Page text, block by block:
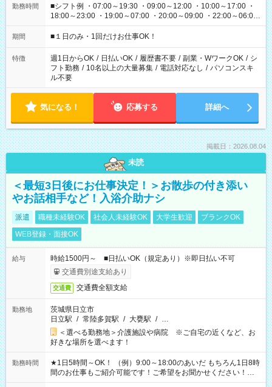
勤務時間
■シフト例 ・07:00～19:30 ・09:00～12:00 ・10:00～17:00 ・
18:00～23:00 ・19:00～07:00 ・20:00～09:00 ・22:00～06:00
etc ★最短で3時間で5,120円のお仕事から 15時間で2万円近く稼
げるお仕事も！ ご希望のお時間に合わせてご紹介！ ※シフトは
ください！
期間 ■１日のみ・1回だけお仕事OK！
特徴 週1日からOK / 日払いOK / 履歴書不要 / 副業・WワークOK / シ
フト勤務 / 10名以上の大量募集 / 電話対応なし / パソコンスキ
ル不要
気になる！ 応募する 詳細へ
掲載日：2026.08.04
未読
＜最短3日後にお仕事決定！＞お散歩の付き添い
やお話相手など！入浴介助ナシ
派遣 職種未経験OK 社会人未経験OK 大学生歓迎
ブランクOK
WEB登録・面接OK
給与
時給1500円～ ■日払いOK（規定あり）※即日払い不可
交通費別途支給あり
交通費 交通費全額支給
勤務地
茨城県日立市
日立駅 / 常陸多賀駅 / 大甕駅 / …
＜選べる勤務地＞介護施設や病院 ※ご自宅の近くなど、お
好きな場所を選べます！
勤務時間
★1日5時間～OK！ （例）9:00～18:00のあいだ もちろん1日8時
間のお仕事もご紹介可能です！ご希望をお聞かせください！★
家庭の都合でお休みが必要な場合も遠慮なくご相談ください。